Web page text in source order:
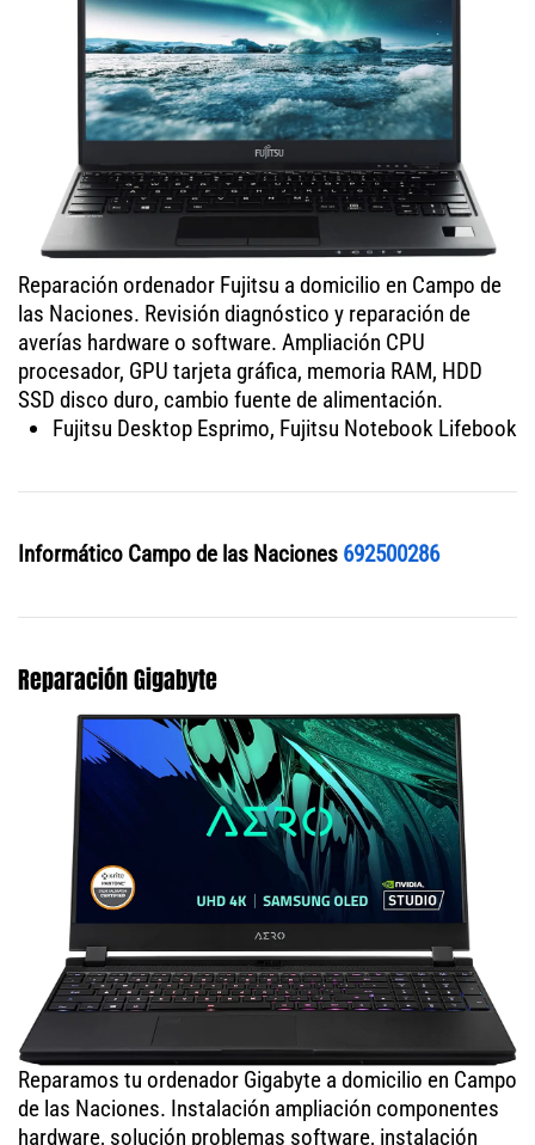
Reparación ordenador Fujitsu a domicilio en Campo de
las Naciones. Revisión diagnóstico y reparación de
averías hardware o software. Ampliación CPU
procesador, GPU tarjeta gráfica, memoria RAM, HDD
SSD disco duro, cambio fuente de alimentación.
Fujitsu Desktop Esprimo, Fujitsu Notebook Lifebook
Informático Campo de las Naciones 692500286
Reparación Gigabyte
Reparamos tu ordenador Gigabyte a domicilio en Campo
de las Naciones. Instalación ampliación componentes
hardware, solución problemas software, instalación